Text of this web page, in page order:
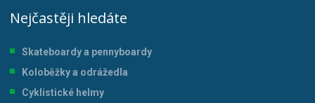
Nejčastěji hledáte
Skateboardy a pennyboardy
Koloběžky a odrážedla
Cyklistické helmy